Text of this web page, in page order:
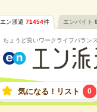
エン派遣 71454件 エンバイト
ちょうど良いワークライフバラン
気になる！リスト 0